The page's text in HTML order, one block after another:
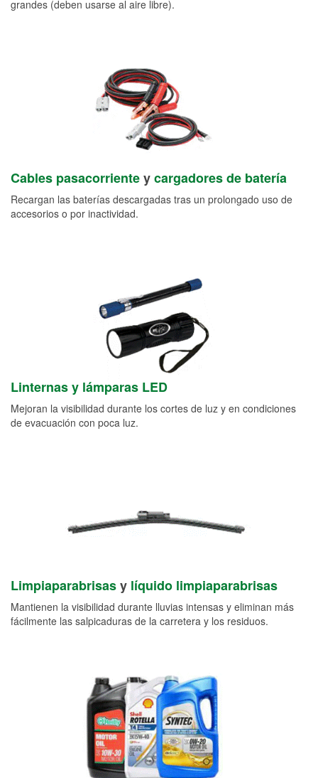
grandes (deben usarse al aire libre).
Cables pasacorrienteycargadores de batería
Recargan las baterías descargadas tras un prolongado uso de
accesorios o por inactividad.
Linternas y lámparas LED
Mejoran la visibilidad durante los cortes de luz y en condiciones
de evacuación con poca luz.
Limpiaparabrisasy líquido limpiaparabrisas
Mantienen la visibilidad durante lluvias intensas y eliminan más
fácilmente las salpicaduras de la carretera y los residuos.